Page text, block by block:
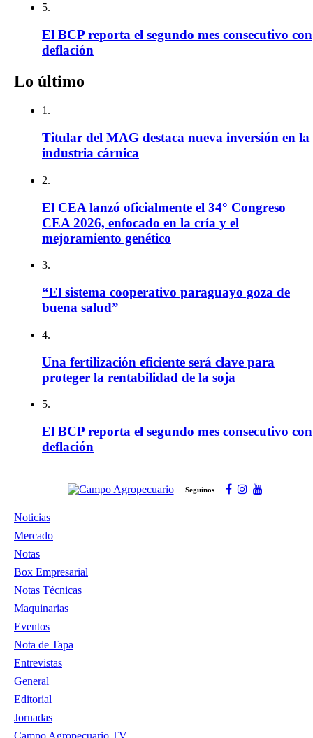
5.
El BCP reporta el segundo mes consecutivo con
deflación
Lo último
1.
Titular del MAG destaca nueva inversión en la
industria cárnica
2.
El CEA lanzó oficialmente el 34° Congreso
CEA 2026, enfocado en la cría y el
mejoramiento genético
3.
“El sistema cooperativo paraguayo goza de
buena salud”
4.
Una fertilización eficiente será clave para
proteger la rentabilidad de la soja
5.
El BCP reporta el segundo mes consecutivo con
deflación
Seguinos
Noticias
Mercado
Notas
Box Empresarial
Notas Técnicas
Maquinarias
Eventos
Nota de Tapa
Entrevistas
General
Editorial
Jornadas
Campo Agropecuario TV